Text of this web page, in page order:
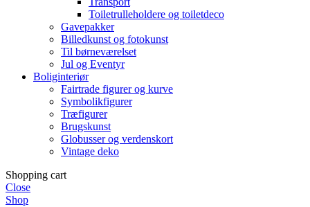
Toiletrulleholdere og toiletdeco
Gavepakker
Billedkunst og fotokunst
Til børneværelset
Jul og Eventyr
Boliginteriør
Fairtrade figurer og kurve
Symbolikfigurer
Træfigurer
Brugskunst
Globusser og verdenskort
Vintage deko
Shopping cart
Close
Shop